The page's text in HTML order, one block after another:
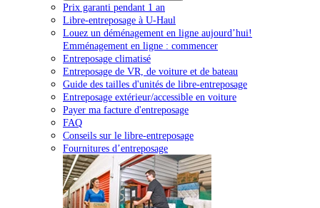
Prix garanti pendant 1 an
Libre-entreposage à U-Haul
Louez un déménagement en ligne aujourd’hui!
Emménagement en ligne : commencer
Entreposage climatisé
Entreposage de VR, de voiture et de bateau
Guide des tailles d'unités de libre-entreposage
Entreposage extérieur/accessible en voiture
Payer ma facture d'entreposage
FAQ
Conseils sur le libre-entreposage
Fournitures d’entreposage